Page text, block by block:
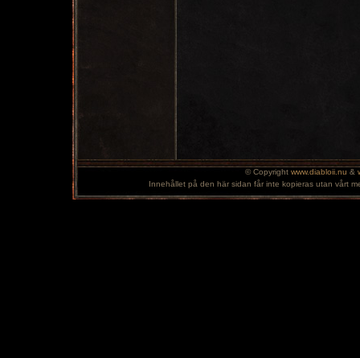
© Copyright www.diabloii.nu &
Innehållet på den här sidan får inte kopieras utan vårt